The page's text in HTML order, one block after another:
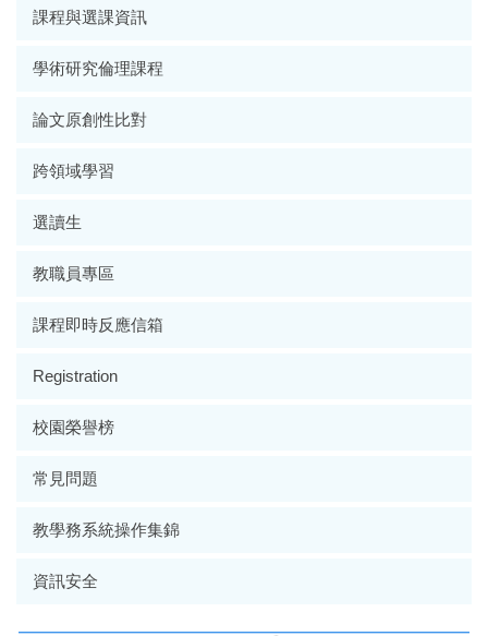
課程與選課資訊
學術研究倫理課程
論文原創性比對
跨領域學習
選讀生
教職員專區
課程即時反應信箱
Registration
校園榮譽榜
常見問題
教學務系統操作集錦
資訊安全